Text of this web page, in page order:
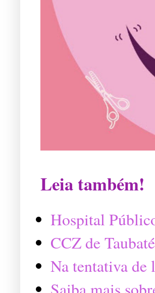
Leia também!
Hospital
CCZ de
Na tentativa de